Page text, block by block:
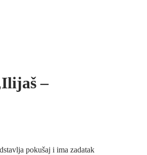
–
pokušaj i ima zadatak